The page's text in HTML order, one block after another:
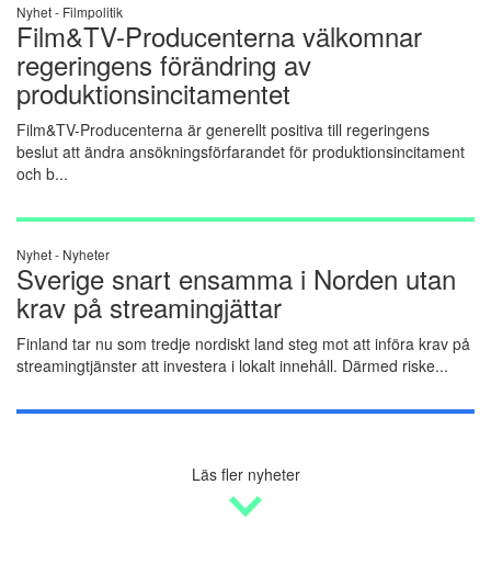
Nyhet - Filmpolitik
Film&TV-Producenterna välkomnar
regeringens förändring av
produktionsincitamentet
Film&TV-Producenterna är generellt positiva till regeringens
beslut att ändra ansökningsförfarandet för produktionsincitament
och b...
Nyhet - Nyheter
Sverige snart ensamma i Norden utan
krav på streamingjättar
Finland tar nu som tredje nordiskt land steg mot att införa krav på
streamingtjänster att investera i lokalt innehåll. Därmed riske...
Läs fler nyheter